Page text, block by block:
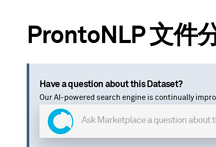
ProntoNLP 文件
Have a question about this Dataset?
Our AI-powered search engine is continually